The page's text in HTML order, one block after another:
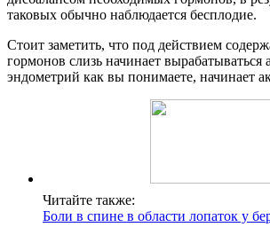
таковых обычно наблюдается бесплодие.
Стоит заметить, что под действием
гормонов слизь начинает вырабатываться
эндометрий как вы понимаете, начинает
Читайте также:
Боли в спине в области лопаток у